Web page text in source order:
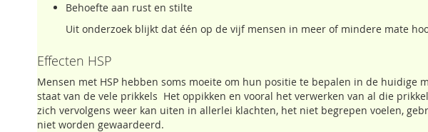
Behoefte aan rust en stilte
Uit onderzoek blijkt dat één op de vijf mensen in meer of mindere mate
Effecten HSP
Mensen met HSP hebben soms moeite om hun positie te bepalen in de huidige
staat van de vele prikkels Het oppikken en vooral het verwerken van al die
zich vervolgens weer kan uiten in allerlei klachten, het niet begrepen voelen,
niet worden gewaardeerd.